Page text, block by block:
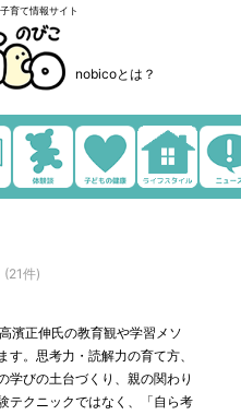
育て情報サイト
nobicoとは？
(21件)
濱正伸氏の教育観や学習メソ
。思考力・読解力の育て方、
学びの土台づくり、親の関わり
テクニックではなく、「自ら考